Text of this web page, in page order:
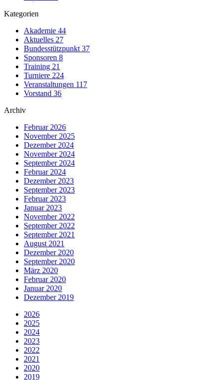
Kategorien
Akademie 44
Aktuelles 27
Bundesstützpunkt 37
Sponsoren 8
Training 21
Turniere 224
Veranstaltungen 117
Vorstand 36
Archiv
Februar 2026
November 2025
Dezember 2024
November 2024
September 2024
Februar 2024
Dezember 2023
September 2023
Februar 2023
Januar 2023
November 2022
September 2022
September 2021
August 2021
Dezember 2020
September 2020
März 2020
Februar 2020
Januar 2020
Dezember 2019
2026
2025
2024
2023
2022
2021
2020
2019